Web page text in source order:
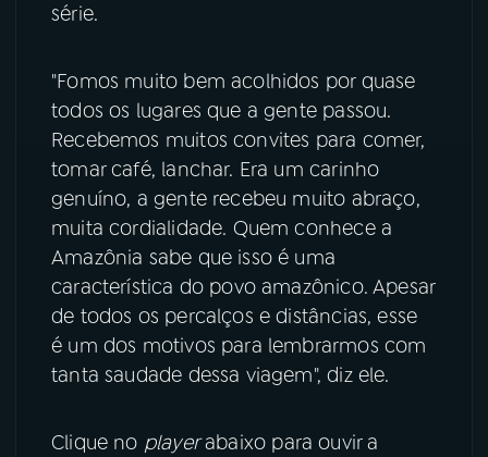
série.
"Fomos muito bem acolhidos por quase
todos os lugares que a gente passou.
Recebemos muitos convites para comer,
tomar café, lanchar. Era um carinho
genuíno, a gente recebeu muito abraço,
muita cordialidade. Quem conhece a
Amazônia sabe que isso é uma
característica do povo amazônico. Apesar
de todos os percalços e distâncias, esse
é um dos motivos para lembrarmos com
tanta saudade dessa viagem", diz ele.
Clique no playerabaixo para ouvir a